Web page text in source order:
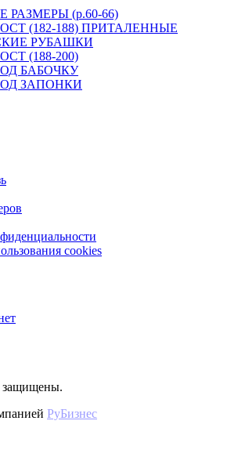
(р.60-66)
(182-188) ПРИТАЛЕННЫЕ
РУБАШКИ
(188-200)
БАБОЧКУ
ЗАПОНКИ
cookies
защищены.
РуБизнес